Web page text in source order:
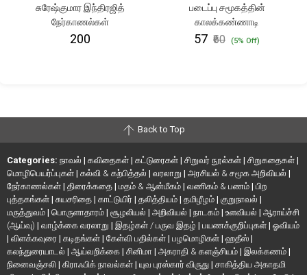
சுரேஷ்குமார இந்திரஜித்
நேர்காணல்கள்
₹200
படைப்பு சமூகத்தின்
காலக்கண்ணாடி
₹57 ₹60 (5% Off)
Back to Top
Categories: நாவல் | கவிதைகள் | கட்டுரைகள் | சிறுவர் நூல்கள் | சிறுகதைகள் |
மொழிபெயர்ப்புகள் | கல்வி & கற்பித்தல் | வரலாறு | அரசியல் & சமூக அறிவியல் |
நேர்காணல்கள் | திரைக்கதை | மதம் & ஆன்மீகம் | வணிகம் & பணம் | பிற
புத்தகங்கள் | சுயசரிதை | காட்டுயிர் | தலித்தியம் | தமிழீழம் | குறுநாவல் |
மருத்துவம் | பொருளாதாரம் | சூழலியல் | அறிவியல் | நாடகம் | உளவியல் | ஆராய்ச்சி
(ஆய்வு) | வாழ்க்கை வரலாறு | இதழ்கள் / பருவ இதழ் | பயணக்குறிப்புகள் | ஓவியம்
| விளக்கவுரை | கடிதங்கள் | கேள்வி பதில்கள் | பழமொழிகள் | ஹதீஸ் |
கலந்துரையாடல் | ஆய்வறிக்கை | சினிமா | அகராதி & களஞ்சியம் | இலக்கணம் |
நினைவஞ்சலி | கிராஃபிக் நாவல்கள் | யுவ புரஸ்கார் விருது | சாகித்திய அகாதமி